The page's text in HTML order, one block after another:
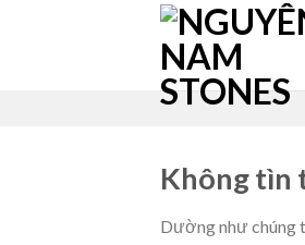
Không tìn
Dường như chúng